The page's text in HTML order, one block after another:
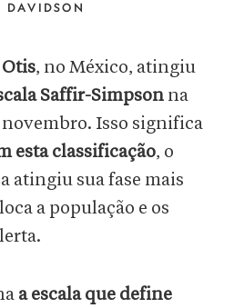
DAVIDSON
Otis, no México, atingiu
Saffir-Simpson na
Isso significa
esta classificação, o
atingiu sua fase mais
a população e os
a escala que define